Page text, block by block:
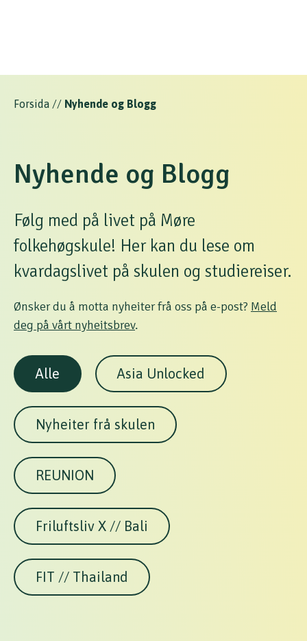
Forsida // Nyhende og Blogg
Nyhende og Blogg
Følg med på livet på Møre
folkehøgskule! Her kan du lese om
kvardagslivet på skulen og studiereiser.
Ønsker du å motta nyheiter frå oss på e-post? Meld
deg på vårt nyheitsbrev.
Alle Asia Unlocked
Nyheiter frå skulen
REUNION
Friluftsliv X // Bali
FIT // Thailand